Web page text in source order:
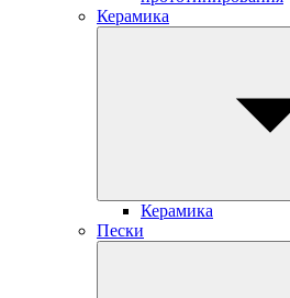
Керамика
Керамика
Пески